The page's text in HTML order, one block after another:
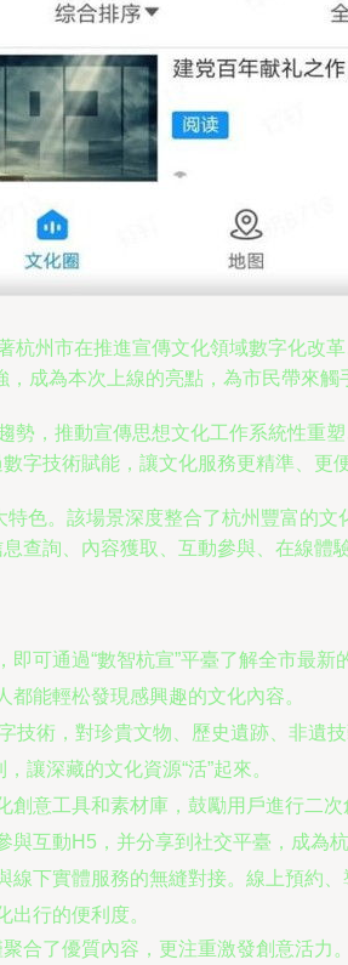
杭州市在推進宣傳文化領域數字化改
成為本次上線的亮點，為市民帶來觸
勢，推動宣傳思想文化工作系統性
字技術賦能，讓文化服務更精準、更
特色。該場景深度整合了杭州豐富的
查詢、內容獲取、互動參與、在線體
即可通過“數智杭宣”平臺了解全市最
能輕松發現感興趣的文化內容。
技術，對珍貴文物、歷史遺跡、非遺
讓深藏的文化資源“活”起來。
創意工具和素材庫，鼓勵用戶進行二
互動H5，并分享到社交平臺，成為杭
線下實體服務的無縫對接。線上預約
行的便利度。
合了優質內容，更注重激發創意活力